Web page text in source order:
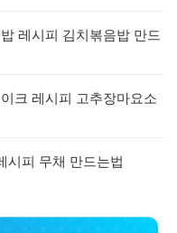
레시피 김치볶음밥 만드
크 레시피 고추장마요소
시피 무채 만드는법